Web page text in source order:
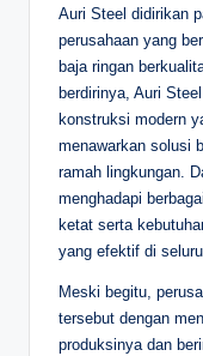
Auri Steel didirikan
perusahaan yang
baja ringan
berdirinya, Auri
konstruksi modern
menawarkan solusi
ramah lingkungan.
menghadapi
ketat serta
yang efektif di
Meski begitu,
tersebut dengan
produksinya dan